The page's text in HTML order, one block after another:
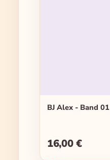
BJ Alex - Band 01
Regulärer Preis:
16,00 €